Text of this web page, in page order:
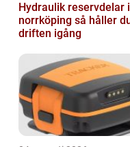
Hydraulik reservdelar i
norrköping så håller du
driften igång